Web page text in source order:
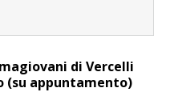
di Vercelli
(su appuntamento)